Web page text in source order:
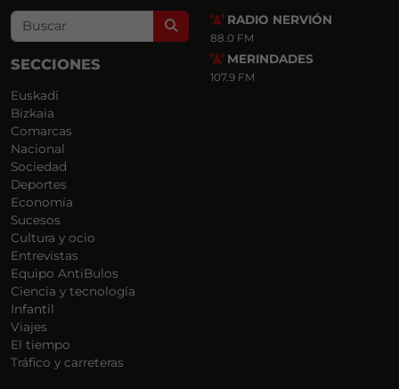
Search
SECCIONES
Euskadi
Bizkaia
Comarcas
Nacional
Sociedad
Deportes
Economía
Sucesos
Cultura y ocio
Entrevistas
Equipo AntiBulos
Ciencia y tecnología
Infantil
Viajes
El tiempo
Tráfico y carreteras
RADIO NERVIÓN
88.0 FM
MERINDADES
107.9 FM